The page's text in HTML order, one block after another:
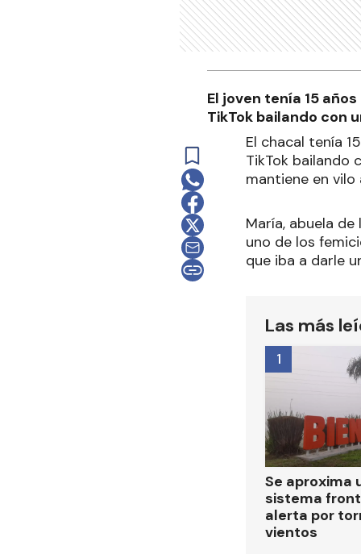
El joven tenía 15
TikTok bailando con
El chacal tenía
TikTok bailando
mantiene en vilo
María, abuela
uno de los
que iba a darle
Las más
Se aproxima
sistema
alerta por
vientos
1